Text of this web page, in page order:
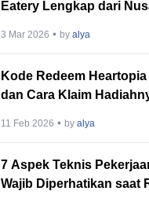
Eatery Lengkap dari
3 Mar 2026 byalya
Kode Redeem
dan Cara Klaim
11 Feb 2026 byalya
7 Aspek Teknis
Wajib Diperhatikan saat